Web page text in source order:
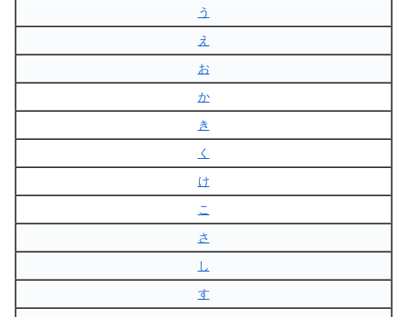
う
え
お
か
き
く
け
こ
さ
し
す